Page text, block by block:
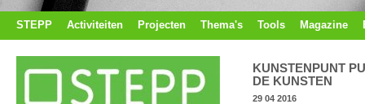
STEPP Activiteiten Projecten Thema's Tools Magazine
KUNSTENPUNT
DE KUNSTEN
29 04 2016